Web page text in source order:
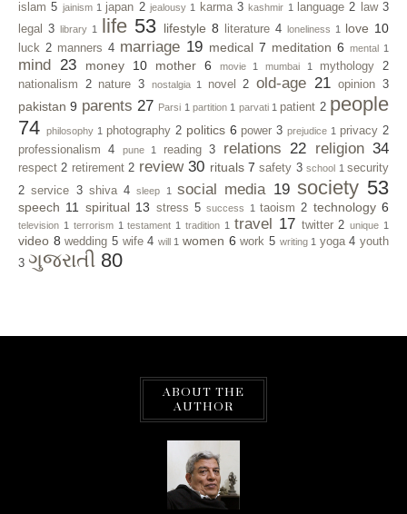
islam 5 jainism 1 japan 2 jealousy 1 karma 3 kashmir 1 language 2 law 3
legal
3 library 1 life 53 lifestyle 8 literature 4 loneliness 1 love 10
luck 2 manners 4 marriage 19 medical 7 meditation 6 mental 1
mind 23 money 10 mother 6 movie 1 mumbai 1 mythology
2
nationalism
2 nature 3 nostalgia 1 novel 2 old-age 21 opinion 3
pakistan 9 parents 27 Parsi 1 partition 1 parvati 1 patient 2 people
74 philosophy 1 photography 2 politics 6 power 3 prejudice 1 privacy 2
professionalism
4 pune 1 reading 3 relations 22 religion 34
respect 2 retirement 2 review 30 rituals 7 safety 3 school 1 security
2 service 3 shiva 4 sleep 1 social media 19 society 53
speech 11 spiritual 13 stress 5 success 1 taoism 2 technology 6
television 1 terrorism 1 testament 1 tradition 1 travel 17 twitter 2 unique 1
video 8 wedding 5 wife 4 will 1 women 6 work 5 writing 1 yoga 4 youth
3 ગુજરાતી 80
ABOUT THE
AUTHOR